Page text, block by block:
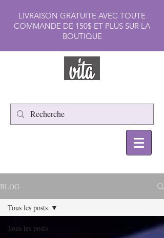
LIVRAISON GRATUITE AVEC TOUTE
COMMANDE DE 150$ ET PLUS SUR LA
BOUTIQUE
BLOG
Tous les posts
Tous les posts